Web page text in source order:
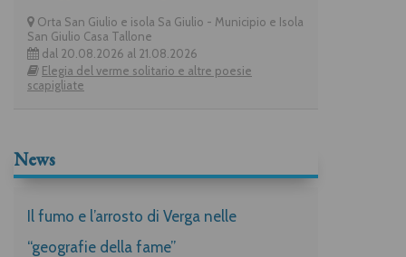
Orta San Giulio e isola Sa Giulio - Municipio e Isola
San Giulio Casa Tallone
dal 20.08.2026 al 21.08.2026
Elegia del verme solitario e altre poesie
scapigliate
News
Il fumo e l’arrosto di Verga nelle
“geografie della fame”